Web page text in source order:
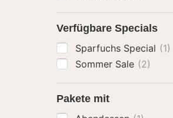
Verfügbare Specials
Sparfuchs Special (1)
Sommer Sale (2)
Pakete mit